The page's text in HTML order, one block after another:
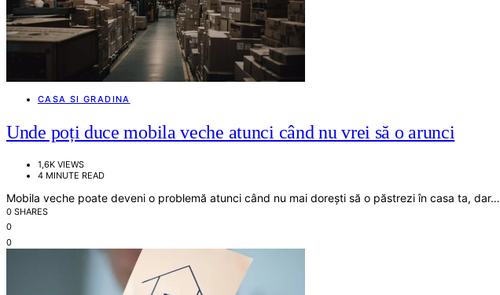
CASA SI GRADINA
Unde poți duce mobila veche atunci când nu vrei să o arunci
1,6K VIEWS
4 MINUTE READ
Mobila veche poate deveni o problemă atunci când nu mai dorești să o păstrezi în casa ta, dar…
0 SHARES
0
0